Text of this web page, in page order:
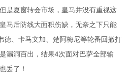
是夏窗转会市场，皇马并没有重视这
马后防线大面积伤缺，无奈之下只能
德、卡马文加、楚阿梅尼等轮番回撤打
漏洞百出，结果4次面对巴萨全部输
丢了！